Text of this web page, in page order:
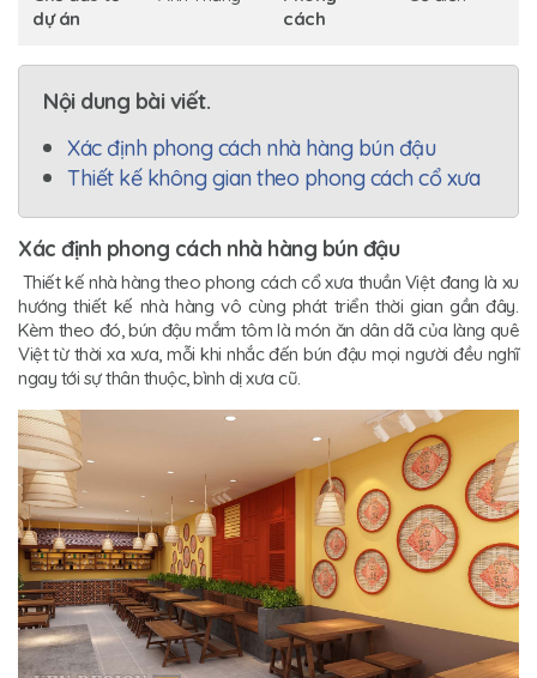
dự án
cách
Nội dung bài viết.
Xác định phong cách nhà hàng bún đậu
Thiết kế không gian theo phong cách cổ xưa
Xác định phong cách nhà hàng bún đậu
Thiết kế nhà hàng theo phong cách cổ xưa thuần Việt đang là xu
hướng thiết kế nhà hàng vô cùng phát triển thời gian gần đây.
Kèm theo đó, bún đậu mắm tôm là món ăn dân dã của làng quê
Việt từ thời xa xưa, mỗi khi nhắc đến bún đậu mọi người đều nghĩ
ngay tới sự thân thuộc, bình dị xưa cũ.